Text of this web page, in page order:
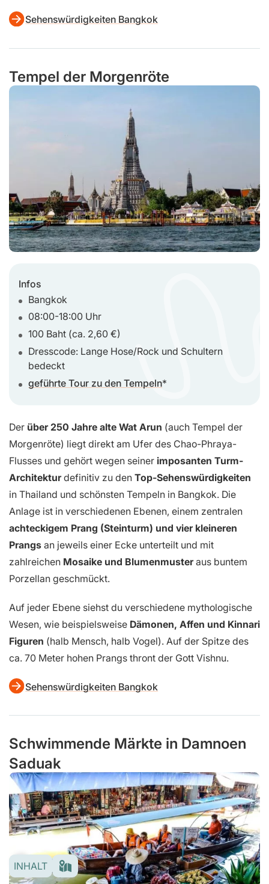
Sehenswürdigkeiten Bangkok
Tempel der Morgenröte
Infos
Bangkok
08:00-18:00 Uhr
100 Baht (ca. 2,60 €)
Dresscode: Lange Hose/Rock und Schultern
bedeckt
geführte Tour zu den Tempeln
Der über 250 Jahre alte Wat Arun (auch Tempel der
Morgenröte) liegt direkt am Ufer des Chao-Phraya-
Flusses und gehört wegen seiner imposanten Turm-
Architekturdefinitiv zu den Top-Sehenswürdigkeiten
in Thailand und schönsten Tempeln in Bangkok. Die
Anlage ist in verschiedenen Ebenen, einem zentralen
achteckigem Prang (Steinturm) und vier kleineren
Prangs an jeweils einer Ecke unterteilt und mit
zahlreichen Mosaike und Blumenmusteraus buntem
Porzellan geschmückt.
Auf jeder Ebene siehst du verschiedene mythologische
Wesen, wie beispielsweise Dämonen, Affen und Kinnari
Figuren (halb Mensch, halb Vogel). Auf der Spitze des
ca. 70 Meter hohen Prangs thront der Gott Vishnu.
Sehenswürdigkeiten Bangkok
Schwimmende Märkte in Damnoen
Saduak
INHALT